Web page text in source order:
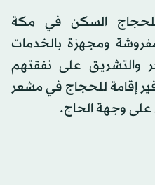
للحجاج السكن في مكة
ومجهزة بالخدمات
والتشريق على نفقتهم
إقامة للحجاج في مشعر
على وجهة الحاج.